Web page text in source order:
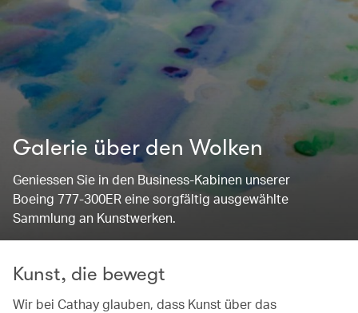
Galerie über den Wolken
Geniessen Sie in den Business-Kabinen unserer
Boeing 777-300ER eine sorgfältig ausgewählte
Sammlung an Kunstwerken.
Kunst, die bewegt
Wir bei Cathay glauben, dass Kunst über das